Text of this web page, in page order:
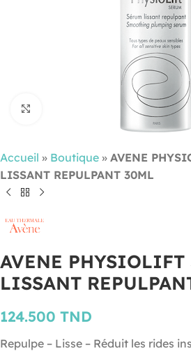
Cliquez pour agrandir
Accueil » Boutique » AVENE
LISSANT REPULPANT 30ML
AVENE PHYSIOLIFT
LISSANT
124.500 TND
Repulpe – Lisse – Réduit les rides